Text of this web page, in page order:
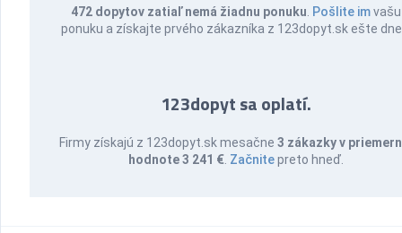
472 dopytov zatiaľ nemá žiadnu ponuku Pošlite imvašu
ponuku a získajte prvého zákazníka z 123dopyt.sk ešte
123dopyt sa oplatí.
Firmy získajú z 123dopyt.sk mesačne3 zákazky v
hodnote 3 241 € Začnitepreto hneď.